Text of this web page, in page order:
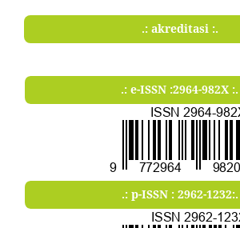
.: akreditasi :.
.: e-ISSN :2964-982X :.
.: p-ISSN : 2962-1232:.